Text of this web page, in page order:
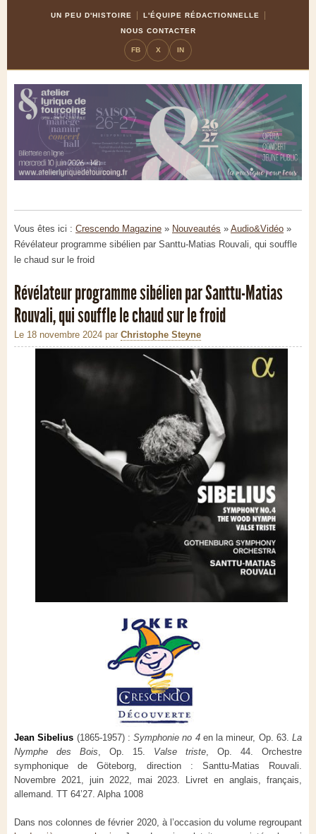
UN PEU D'HISTOIRE
L'ÉQUIPE RÉDACTIONNELLE
NOUS CONTACTER
FB X IN
Vous êtes ici : Crescendo Magazine » Nouveautés » Audio&Vidéo »
Révélateur programme sibélien par Santtu-Matias Rouvali, qui souffle
le chaud sur le froid
Révélateur programme sibélien par Santtu-Matias
Rouvali, qui souffle le chaud sur le froid
Le 18 novembre 2024 par Christophe Steyne
Jean Sibelius (1865-1957) : Symphonie no 4en la mineur, Op. 63. La
Nymphe des Bois , Op. 15. Valse triste , Op. 44. Orchestre
symphonique de Göteborg, direction : Santtu-Matias Rouvali.
Novembre 2021, juin 2022, mai 2023. Livret en anglais, français,
allemand. TT 64’27. Alpha 1008
Dans nos colonnes de février 2020, à l’occasion du volume regroupant